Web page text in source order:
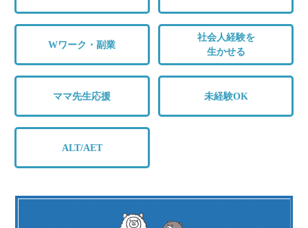
Wワーク・副業
社会人経験を
生かせる
ママ先生応援 未経験OK
ALT/AET